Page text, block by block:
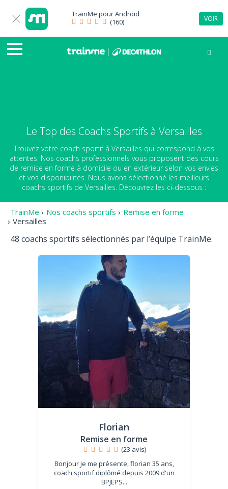
TrainMe pourAndroid
(160)
VOIR
Le Top des Coachs Sportifs à Versailles
Trouvez votre coach sportif à Versailles qui correspond à vos
attentes. Nos coachs professionnels vous proposent des cours
de remise en forme à domicile ou en extérieur selon vos envies
et vos disponibilités. Nous avons sélectionné les meilleurs
coachs sportifs de Versailles. Découvrez les ci-dessous :
TrainMe › Nos coachs sportifs › Remise en forme
› Versailles
48 coachs sportifs sélectionnés par l’équipe TrainMe.
Florian
Remise en forme
(23 avis)
Bonjour Je me présente, florian 35 ans,
coach sportif diplômé depuis 2009 d'un
BPJEPS...